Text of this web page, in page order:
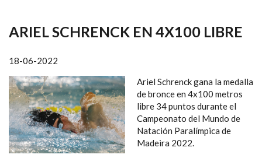
DE
AYUDA
A
LA
NAVEGACIÓN
ARIEL SCHRENCK EN 4X100 LIBRE
18-06-2022
Ariel Schrenck gana la medalla
de bronce en 4x100 metros
libre 34 puntos durante el
Campeonato del Mundo de
Natación Paralímpica de
Madeira 2022.